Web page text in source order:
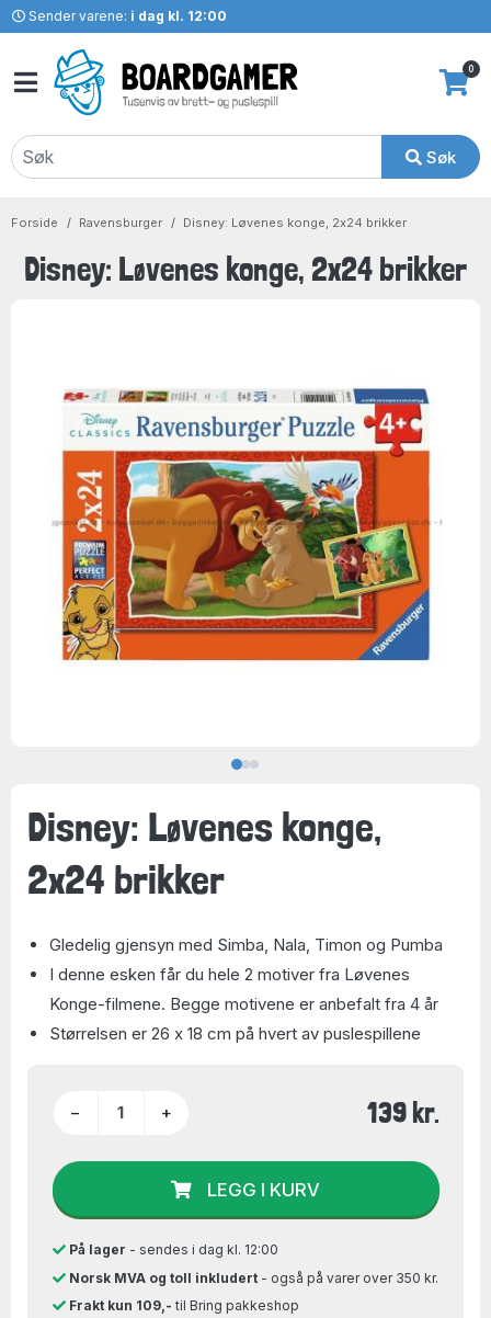
Sender varene: i dag kl. 12:00
Søk
0
Forside Ravensburger Disney: Løvenes konge, 2x24 brikker
Disney: Løvenes konge, 2x24 brikker
Disney: Løvenes konge,
2x24 brikker
Gledelig gjensyn med Simba, Nala, Timon og Pumba
I denne esken får du hele 2 motiver fra Løvenes
Konge-filmene. Begge motivene er anbefalt fra 4 år
Størrelsen er 26 x 18 cm på hvert av puslespillene
− + 139 kr.
LEGG I KURV
På lager - sendes i dag kl. 12:00
Norsk MVA og toll inkludert- også på varer over 350 kr.
Frakt kun 109,- til Bring pakkeshop